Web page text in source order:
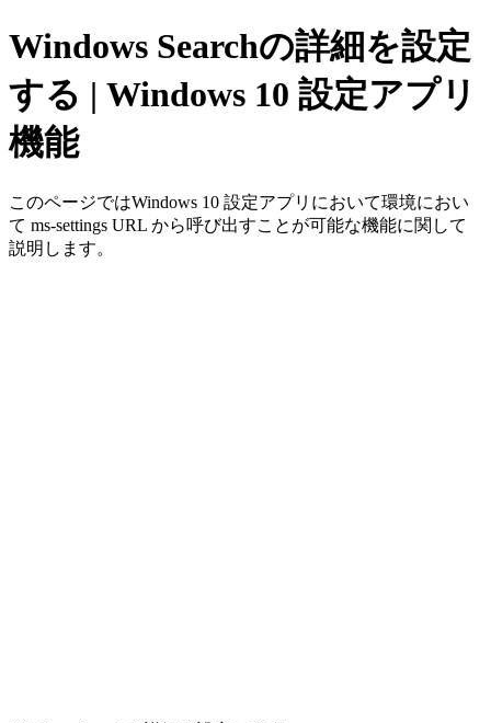
Windows Searchの詳細を設定
する | Windows 10 設定アプリ
機能
このページではWindows 10 設定アプリにおいて環境におい
て ms-settings URL から呼び出すことが可能な機能に関して
説明します。